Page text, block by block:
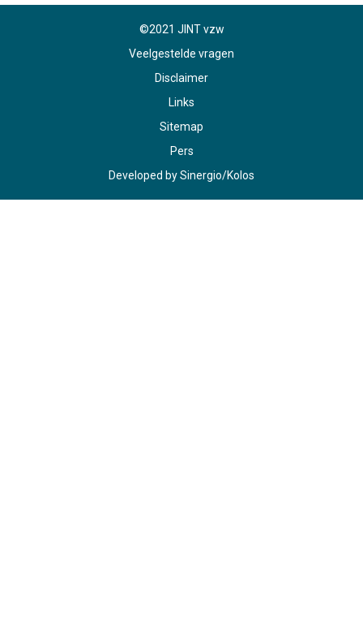
©2021 JINT vzw
Veelgestelde vragen
Disclaimer
Links
Sitemap
Pers
Developed bySinergio/Kolos